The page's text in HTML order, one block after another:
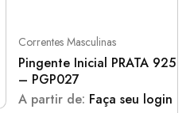
Correntes Masculinas
Pingente Inicial PRATA 925
– PGP027
A partir de: Faça seu login